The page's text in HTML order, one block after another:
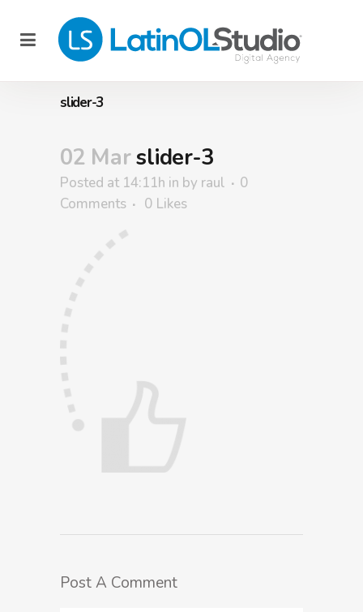
slider-3
02 Marslider-3
Posted at 14:11h in by raul
0
Comments
0 Likes
Post A Comment